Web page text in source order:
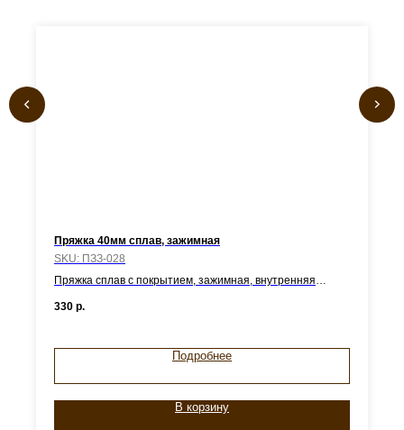
Пряжка 40мм сплав, зажимная
SKU: ПЗЗ-028
Пряжка сплав с покрытием, зажимная, внутренняя
330 р.
Подробнее
В корзину